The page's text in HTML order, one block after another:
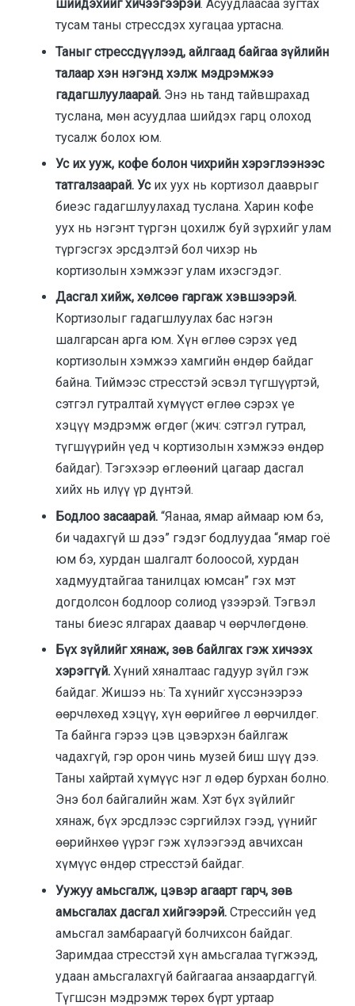
шийдэхийг хичээгээрэй. Асуудлаасаа зугтах
тусам таны стрессдэх хугацаа уртасна.
Таныг стрессдүүлээд, айлгаад байгаа зүйлийн
талаар хэн нэгэнд хэлж мэдрэмжээ
гадагшлуулаарай. Энэ нь танд тайвшрахад
туслана, мөн асуудлаа шийдэх гарц олоход
тусалж болох юм.
Ус их ууж, кофе болон чихрийн хэрэглээнээс
татгалзаарай. Усих уух нь кортизол дааврыг
биеэс гадагшлуулахад туслана. Харин кофе
уух нь нэгэнт түргэн цохилж буй зүрхийг улам
түргэсгэх эрсдэлтэй бол чихэр нь
кортизолын хэмжээг улам ихэсгэдэг.
Дасгал хийж, хөлсөө гаргаж хэвшээрэй.
Кортизолыг гадагшлуулах бас нэгэн
шалгарсан арга юм. Хүн өглөө сэрэх үед
кортизолын хэмжээ хамгийн өндөр байдаг
байна. Тиймээс стресстэй эсвэл түгшүүртэй,
сэтгэл гутралтай хүмүүст өглөө сэрэх үе
хэцүү мэдрэмж өгдөг (жич: сэтгэл гутрал,
түгшүүрийн үед ч кортизолын хэмжээ өндөр
байдаг). Тэгэхээр өглөөний цагаар дасгал
хийх нь илүү үр дүнтэй.
Бодлоо засаарай. “Яанаа, ямар аймаар юм бэ,
би чадахгүй ш дээ” гэдэг бодлуудаа “ямар гоё
юм бэ, хурдан шалгалт болоосой, хурдан
хадмуудтайгаа танилцах юмсан” гэх мэт
догдолсон бодлоор солиод үзээрэй. Тэгвэл
таны биеэс ялгарах даавар ч өөрчлөгдөнө.
Бүх зүйлийг хянаж, зөв байлгах гэж хичээх
хэрэггүй. Хүний хяналтаас гадуур зүйл гэж
байдаг. Жишээ нь: Та хүнийг хүссэнээрээ
өөрчлөхөд хэцүү, хүн өөрийгөө л өөрчилдөг.
Та байнга гэрээ цэв цэвэрхэн байлгаж
чадахгүй, гэр орон чинь музей биш шүү дээ.
Таны хайртай хүмүүс нэг л өдөр бурхан болно.
Энэ бол байгалийн жам. Хэт бүх зүйлийг
хянаж, бүх эрсдлээс сэргийлэх гээд, үүнийг
өөрийнхөө үүрэг гэж хүлээгээд авчихсан
хүмүүс өндөр стресстэй байдаг.
Уужуу амьсгалж, цэвэр агаарт гарч, зөв
амьсгалах дасгал хийгээрэй. Стрессийн үед
амьсгал замбараагүй болчихсон байдаг.
Заримдаа стресстэй хүн амьсгалаа түгжээд,
удаан амьсгалахгүй байгаагаа анзаардаггүй.
Түгшсэн мэдрэмж төрөх бүрт уртаар